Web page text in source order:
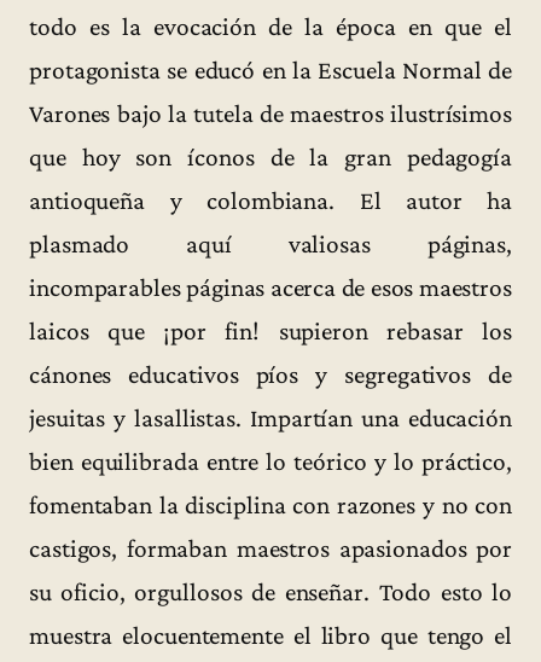
todo es la evocación de la época en que el
protagonista se educó en la Escuela Normal de
Varones bajo la tutela de maestros ilustrísimos
que hoy son íconos de la gran pedagogía
antioqueña y colombiana. El autor ha
plasmado aquí valiosas páginas,
incomparables páginas acerca de esos maestros
laicos que ¡por fin! supieron rebasar los
cánones educativos píos y segregativos de
jesuitas y lasallistas. Impartían una educación
bien equilibrada entre lo teórico y lo práctico,
fomentaban la disciplina con razones y no con
castigos, formaban maestros apasionados por
su oficio, orgullosos de enseñar. Todo esto lo
muestra elocuentemente el libro que tengo el